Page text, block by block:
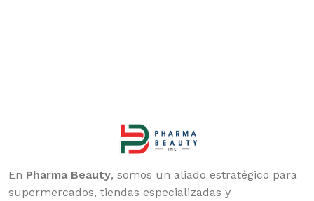
En Pharma Beauty, somos un aliado estratégico para
supermercados, tiendas especializadas y